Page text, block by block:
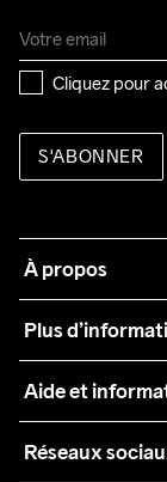
Cliquez pour
S'ABONNER
À propos
Plus
Teamwear
Durabilité
Aide et
Réseaux